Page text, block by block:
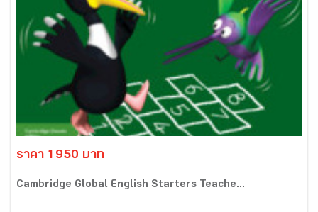
ราคา 1950 บาท
Cambridge Global English Starters Teache...